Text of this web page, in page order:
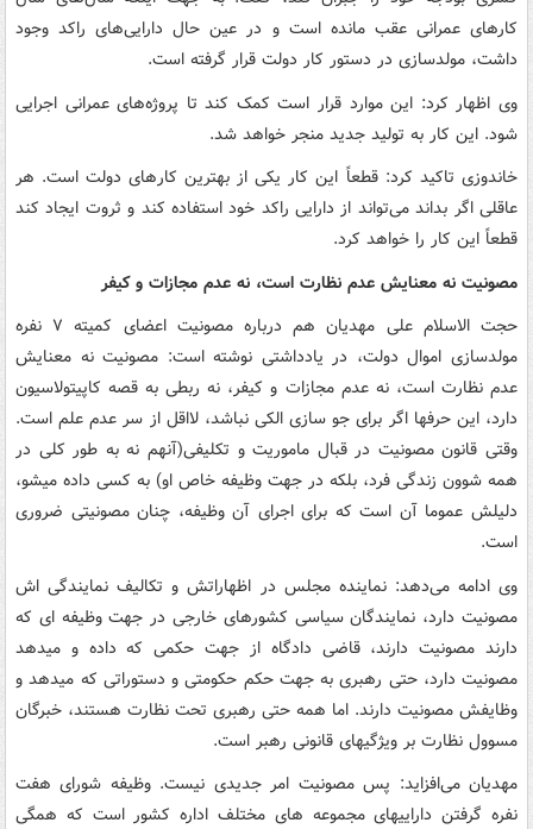
کارهای عمرانی عقب مانده است و در عین حال دارایی‌های راکد وجود
داشت، مولدسازی در دستور کار دولت قرار گرفته است.
وی اظهار کرد: این موارد قرار است کمک کند تا پروژه‌های عمرانی اجرایی
شود. این کار به تولید جدید منجر خواهد شد.
خاندوزی تاکید کرد: قطعاً این کار یکی از بهترین کارهای دولت است. هر
عاقلی اگر بداند می‌تواند از دارایی راکد خود استفاده کند و ثروت ایجاد کند
قطعاً این کار را خواهد کرد.
مصونیت نه معنایش عدم نظارت است، نه عدم مجازات و کیفر
حجت الاسلام علی مهدیان هم درباره مصونیت اعضای کمیته ۷ نفره
مولدسازی اموال دولت، در یادداشتی نوشته است: مصونیت نه معنایش
عدم نظارت است، نه عدم مجازات و کیفر، نه ربطی به قصه کاپیتولاسیون
دارد، این حرفها اگر برای جو سازی الکی نباشد، لااقل از سر عدم علم است.
وقتی قانون مصونیت در قبال ماموریت و تکلیفی(آنهم نه به طور کلی در
همه شوون زندگی فرد، بلکه در جهت وظیفه خاص او) به کسی داده میشو،
دلیلش عموما آن است که برای اجرای آن وظیفه، چنان مصونیتی ضروری
است.
وی ادامه می‌دهد: نماینده مجلس در اظهاراتش و تکالیف نمایندگی اش
مصونیت دارد، نمایندگان سیاسی کشورهای خارجی در جهت وظیفه ای که
دارند مصونیت دارند، قاضی دادگاه از جهت حکمی که داده و میدهد
مصونیت دارد، حتی رهبری به جهت حکم حکومتی و دستوراتی که میدهد و
وظایفش مصونیت دارند. اما همه حتی رهبری تحت نظارت هستند، خبرگان
مسوول نظارت بر ویژگیهای قانونی رهبر است.
مهدیان می‌افزاید: پس مصونیت امر جدیدی نیست. وظیفه شورای هفت
نفره گرفتن داراییهای مجموعه های مختلف اداره کشور است که همگی